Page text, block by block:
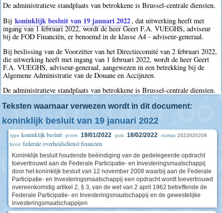
De administratieve standplaats van betrokkene is Brussel-centrale diensten.
Bij koninklijk besluit van 19 januari 2022, dat uitwerking heeft met
ingang van 1 februari 2022, wordt de heer Geert F.A. VUEGHS, adviseur
bij de FOD Financiën, er benoemd in de klasse A4 - adviseur-generaal.
Bij beslissing van de Voorzitter van het Directiecomité van 2 februari 2022,
die uitwerking heeft met ingang van 1 februari 2022, wordt de heer Geert
F.A. VUEGHS, adviseur-generaal, aangewezen in een betrekking bij de
Algemene Administratie van de Douane en Accijnzen.
De administratieve standplaats van betrokkene is Brussel-centrale diensten.
Teksten waarnaar verwezen wordt in dit document:
koninklijk besluit van 19 januari 2022
type koninklijk besluit prom. 19/01/2022 pub. 18/02/2022 numac 2022020206
bron federale overheidsdienst financien
Koninklijk besluit houdende beëindiging van de gedelegeerde opdracht
toevertrouwd aan de Federale Participatie- en Investeringsmaatschappij
door het koninklijk besluit van 12 november 2008 waarbij aan de Federale
Participatie- en Investeringsmaatschappij een opdracht wordt toevertrouwd
overeenkomstig artikel 2, § 3, van de wet van 2 april 1962 betreffende de
Federale Participatie- en Investeringsmaatschappij en de gewestelijke
investeringsmaatschappijen